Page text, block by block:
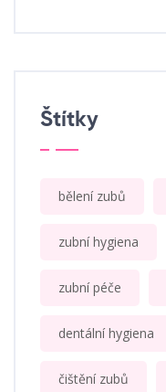
Štítky
bělení zubů
zubní hygiena
zubní péče
dentální hygiena
čištění zubů